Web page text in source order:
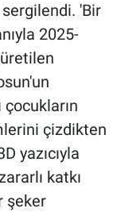
'Bir
2025-
çocukların
çizdikten
yazıcıyla
katkı
şeker